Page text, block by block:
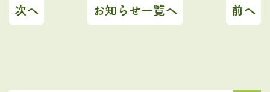
次へ お知らせ一覧へ 前へ